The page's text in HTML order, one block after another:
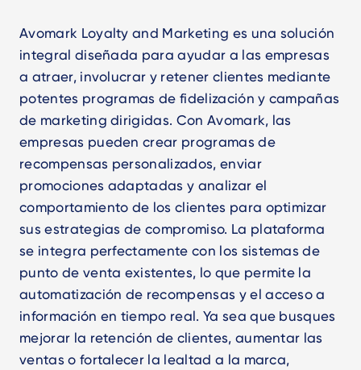
Avomark Loyalty and Marketing es una solución
integral diseñada para ayudar a las empresas
a atraer, involucrar y retener clientes mediante
potentes programas de fidelización y campañas
de marketing dirigidas. Con Avomark, las
empresas pueden crear programas de
recompensas personalizados, enviar
promociones adaptadas y analizar el
comportamiento de los clientes para optimizar
sus estrategias de compromiso. La plataforma
se integra perfectamente con los sistemas de
punto de venta existentes, lo que permite la
automatización de recompensas y el acceso a
información en tiempo real. Ya sea que busques
mejorar la retención de clientes, aumentar las
ventas o fortalecer la lealtad a la marca,